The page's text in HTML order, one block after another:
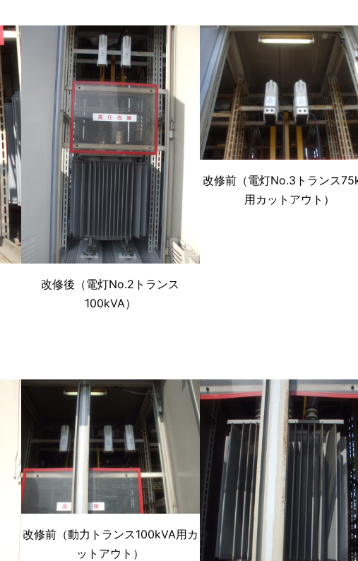
改修後（電灯No.2トランス
100kVA）
改修前（電灯No.3トランス
用カットアウト）
改修前（動力トランス100kVA用カ
ットアウト）